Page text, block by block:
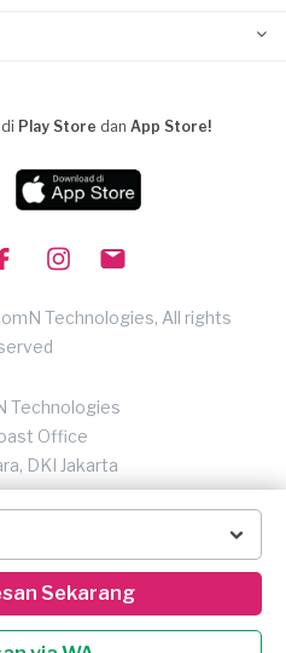
Sekarang
Play Store dan App Store!
Technologies, All rights
Technologies
Office
DKI Jakarta